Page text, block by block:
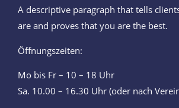
A descriptive paragraph that tells
are and proves that you are the best.
Öffnungszeiten:
Mo bis Fr – 10 – 18 Uhr
Sa. 10.00 – 16.30 Uhr (oder nach